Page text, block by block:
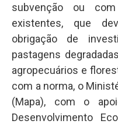
subvenção ou
existentes, que
obrigação de
pastagens
agropecuários e
com a norma, o
(Mapa), com o
Desenvolvimento